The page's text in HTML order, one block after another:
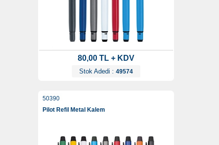
80,00 TL + KDV
Stok Adedi : 49574
50390
Pilot Refil Metal Kalem